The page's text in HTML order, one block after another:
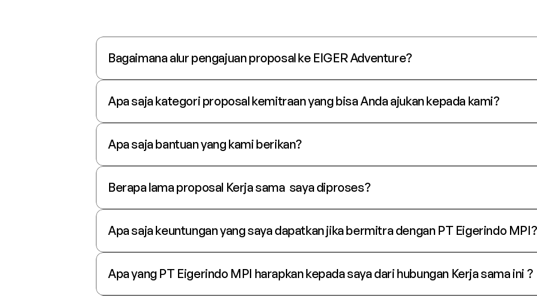
Bagaimana alur pengajuan proposal ke EIGER Adventure?
Apa saja kategori proposal kemitraan yang bisa Anda ajukan kepada kami?
Apa saja bantuan yang kami berikan?
Berapa lama proposal Kerja sama  saya diproses?
Apa saja keuntungan yang saya dapatkan jika bermitra dengan PT Eigerindo MPI?
Apa yang PT Eigerindo MPI harapkan kepada saya dari hubungan Kerja sama ini ?